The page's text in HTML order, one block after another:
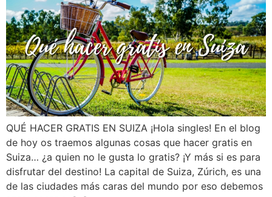
QUÉ HACER GRATIS EN SUIZA ¡Hola singles! En el blog
de hoy os traemos algunas cosas que hacer gratis en
Suiza… ¿a quien no le gusta lo gratis? ¡Y más si es para
disfrutar del destino! La capital de Suiza, Zúrich, es una
de las ciudades más caras del mundo por eso debemos